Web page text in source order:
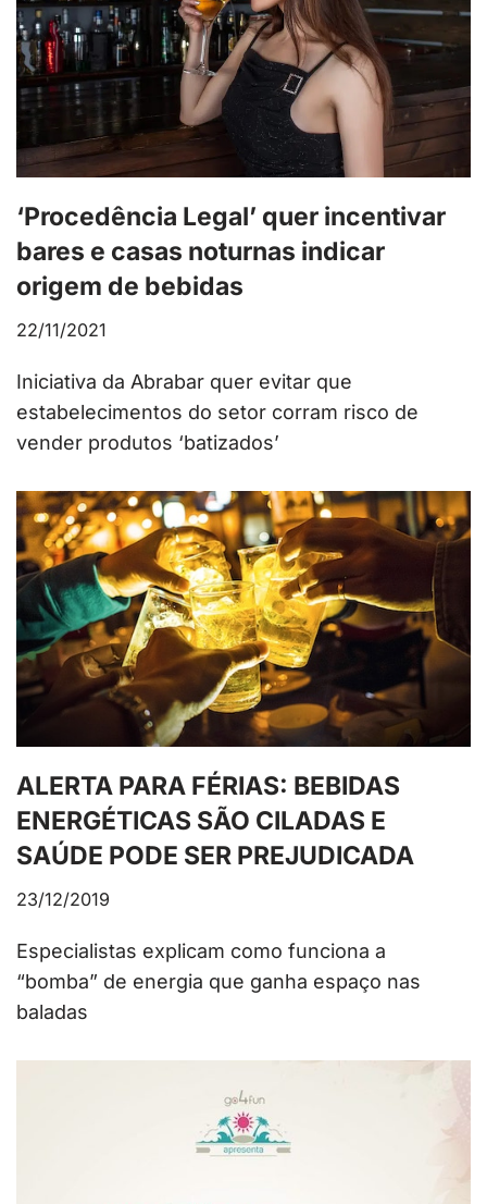
‘Procedência Legal’ quer incentivar
bares e casas noturnas indicar
origem de bebidas
22/11/2021
Iniciativa da Abrabar quer evitar que
estabelecimentos do setor corram risco de
vender produtos ‘batizados’
ALERTA PARA FÉRIAS: BEBIDAS
ENERGÉTICAS SÃO CILADAS E
SAÚDE PODE SER PREJUDICADA
23/12/2019
Especialistas explicam como funciona a
“bomba” de energia que ganha espaço nas
baladas